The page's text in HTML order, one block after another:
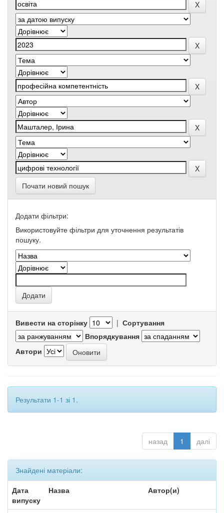
Почати новий пошук
Додати фільтри:
Використовуйте фільтри для уточнення результатів
пошуку.
Вивести на сторінку | Сортування
Впорядкування
Автори
Результати 1-1 зі 1.
назад 1 далі
Знайдені матеріали:
Дата
випуску
Назва Автор(и)